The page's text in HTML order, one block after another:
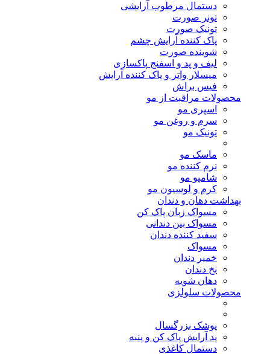
دستمال مرطوب آرایشی
تونر صورت
تونیک صورت
پاک کننده آرایش چشم
شوینده صورت
لیف و پد و اسفنج پاکسازی
میسلار واتر و پاک کننده آرایش
فیس براش
محصولات مراقبت از مو
اسپری مو
سرم و روغن مو
تونیک مو
ماسک مو
نرم کننده مو
شامپو مو
کرم و لوسیون مو
بهداشت دهان و دندان
مسواک زبان پاک کن
مسواک بین دندانی
سفید کننده دندان
مسواک
خمیر دندان
نخ دندان
دهان شویه
محصولات سلولزی
پوشک بزرگسال
پد آرایش پاک کن و پنبه
دستمال کاغذی